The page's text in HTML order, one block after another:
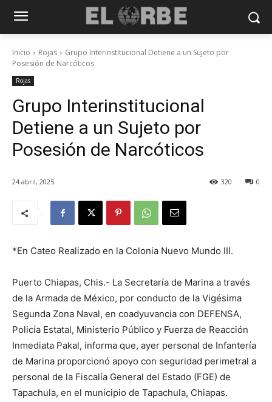
Inicio Rojas
Grupo Interinstitucional Detiene a un Sujeto por
Posesión de Narcóticos
Rojas
Grupo Interinstitucional
Detiene a un Sujeto por
Posesión de Narcóticos
24 abril, 2025 0
320
*En Cateo Realizado en la Colonia Nuevo Mundo III.
Puerto Chiapas, Chis.- La Secretaría de Marina a través
de la Armada de México, por conducto de la Vigésima
Segunda Zona Naval, en coadyuvancia con DEFENSA,
Policía Estatal, Ministerio Público y Fuerza de Reacción
Inmediata Pakal, informa que, ayer personal de Infantería
de Marina proporcionó apoyo con seguridad perimetral a
personal de la Fiscalía General del Estado (FGE) de
Tapachula, en el municipio de Tapachula, Chiapas.